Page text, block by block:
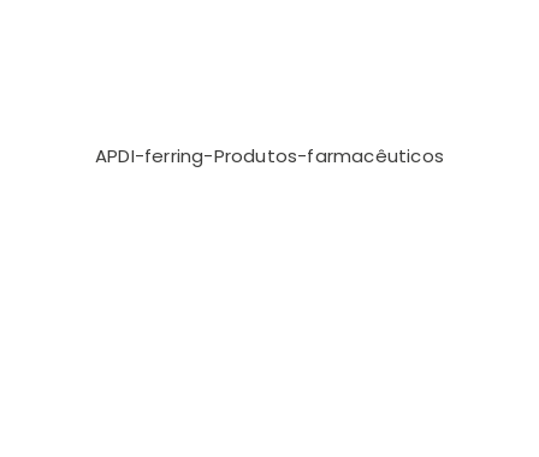
APDI-ferring-Produtos-farmacêuticos